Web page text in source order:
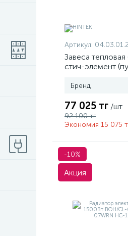
Артикул:
Завеса
стич-элемент
Бренд
77 025 тг /шт
92 100 тг
Экономия 15 075
-10%
Акция